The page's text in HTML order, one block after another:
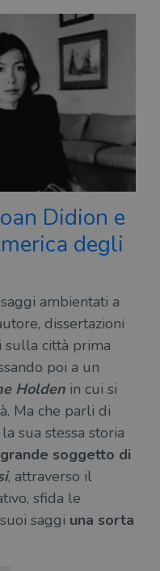
Didion e
degli
ambientati a
dissertazioni
sulla città prima
poi a un
Holden in cui si
Ma che parli di
sua stessa storia
soggetto di
, attraverso il
sfida le
saggi una sorta